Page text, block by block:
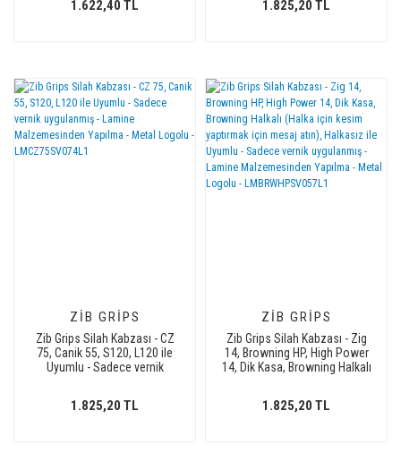
LMCZ75SV071
1.622,40 TL
Metal Logolu -
1.825,20 TL
ZIB GRIPS
Zib Grips Silah Kabzası - CZ
75, Canik 55, S120, L120 ile
Uyumlu - Sadece vernik
Metal Logolu -
1.825,20 TL
ZIB GRIPS
Zib Grips Silah Kabzası - Zig
14, Browning HP, High Power
14, Dik Kasa, Browning Halkalı
Uyumlu - Sadece vernik
1.825,20 TL